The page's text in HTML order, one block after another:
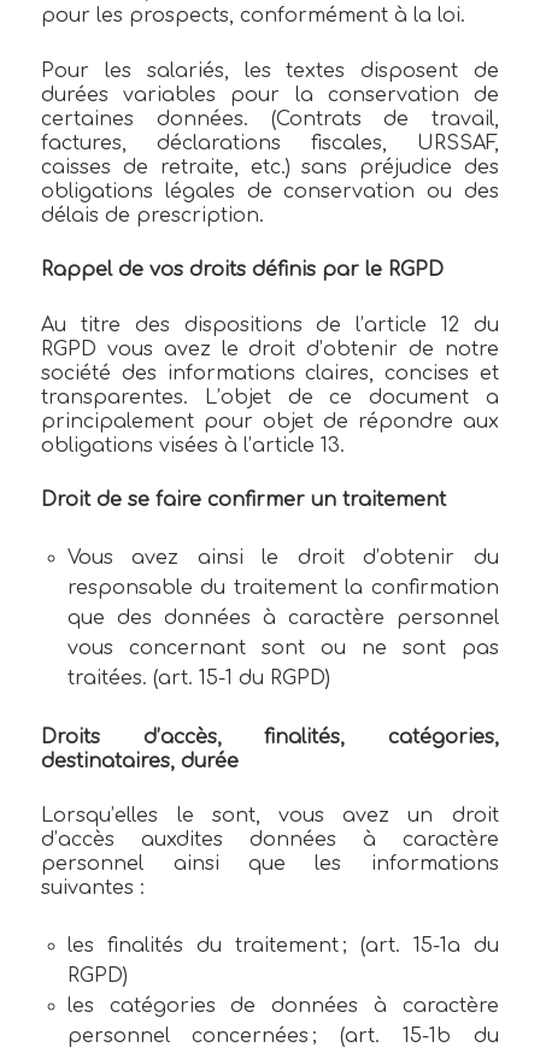
pour les prospects, conformément à la loi.
Pour les salariés, les textes disposent de
durées variables pour la conservation de
certaines données. (Contrats de travail,
factures, déclarations fiscales, URSSAF,
caisses de retraite, etc.) sans préjudice des
obligations légales de conservation ou des
délais de prescription.
Rappel de vos droits définis par le RGPD
Au titre des dispositions de l’article 12 du
RGPD vous avez le droit d’obtenir de notre
société des informations claires, concises et
transparentes. L’objet de ce document a
principalement pour objet de répondre aux
obligations visées à l’article 13.
Droit de se faire confirmer un traitement
Vous avez ainsi le droit d’obtenir du
responsable du traitement la confirmation
que des données à caractère personnel
vous concernant sont ou ne sont pas
traitées. (art. 15-1 du RGPD)
Droits d’accès, finalités, catégories,
destinataires, durée
Lorsqu’elles le sont, vous avez un droit
d’accès auxdites données à caractère
personnel ainsi que les informations
suivantes :
les finalités du traitement ; (art. 15-1a du
RGPD)
les catégories de données à caractère
personnel concernées ; (art. 15-1b du